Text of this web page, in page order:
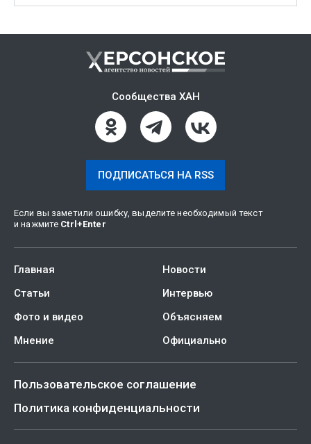
Сообщества ХАН
ПОДПИСАТЬСЯ НА RSS
Если вы заметили ошибку, выделите необходимый текст
и нажмите Ctrl +Enter
Главная
Новости
Статьи
Интервью
Фото и видео
Объясняем
Мнение
Официально
Пользовательское соглашение
Политика конфиденциальности